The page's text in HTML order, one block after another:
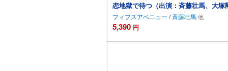
恋地獄で待つ（出演：斉藤壮馬、大
フィフスアベニュー /斉藤壮馬
5,390 円